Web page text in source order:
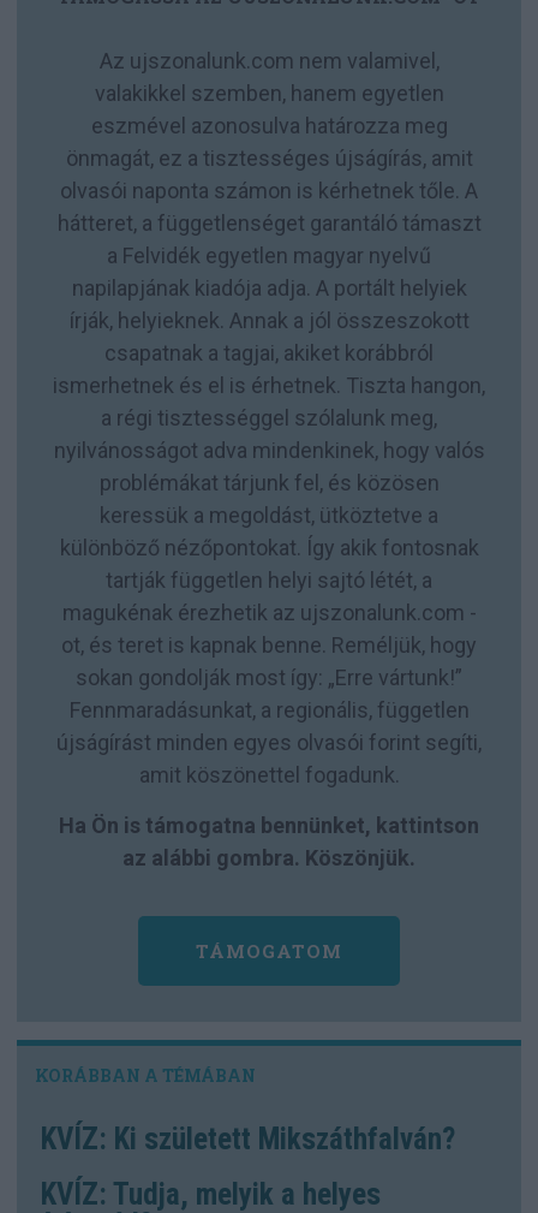
Az ujszonalunk.com nem valamivel,
valakikkel szemben, hanem egyetlen
eszmével azonosulva határozza meg
önmagát, ez a tisztességes újságírás, amit
olvasói naponta számon is kérhetnek tőle. A
hátteret, a függetlenséget garantáló támaszt
a Felvidék egyetlen magyar nyelvű
napilapjának kiadója adja. A portált helyiek
írják, helyieknek. Annak a jól összeszokott
csapatnak a tagjai, akiket korábbról
ismerhetnek és el is érhetnek. Tiszta hangon,
a régi tisztességgel szólalunk meg,
nyilvánosságot adva mindenkinek, hogy valós
problémákat tárjunk fel, és közösen
keressük a megoldást, ütköztetve a
különböző nézőpontokat. Így akik fontosnak
tartják független helyi sajtó létét, a
magukénak érezhetik az ujszonalunk.com -
ot, és teret is kapnak benne. Reméljük, hogy
sokan gondolják most így: „Erre vártunk!”
Fennmaradásunkat, a regionális, független
újságírást minden egyes olvasói forint segíti,
amit köszönettel fogadunk.
Ha Ön is támogatna bennünket, kattintson
az alábbi gombra. Köszönjük.
TÁMOGATOM
KVÍZ: Ki született Mikszáthfalván?
KVÍZ: Tudja, melyik a helyes